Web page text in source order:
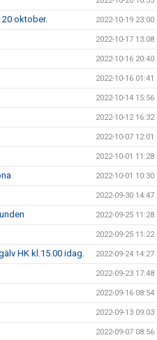
oktober. 2022-10-19 23:00
2022-10-17 13:08
2022-10-16 20:40
2022-10-16 01:41
2022-10-14 15:56
2022-10-12 16:32
2022-10-07 12:01
2022-10-01 11:28
2022-10-01 10:30
2022-09-30 14:47
2022-09-25 11:28
2022-09-25 11:22
HK kl.15.00 idag. 2022-09-24 14:27
2022-09-23 17:48
2022-09-16 08:54
2022-09-13 09:03
2022-09-07 08:56